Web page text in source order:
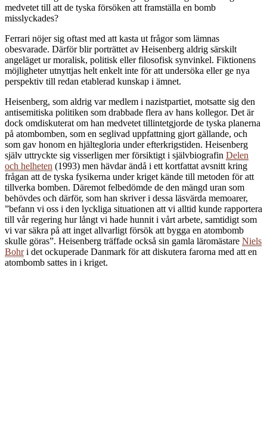
medvetet till att de tyska försöken att framställa en bomb
misslyckades?
Ferrari nöjer sig oftast med att kasta ut frågor som lämnas
obesvarade. Därför blir porträttet av Heisenberg aldrig särskilt
angeläget ur moralisk, politisk eller filosofisk synvinkel. Fiktionens
möjligheter utnyttjas helt enkelt inte för att undersöka eller ge nya
perspektiv till redan etablerad kunskap i ämnet.
Heisenberg, som aldrig var medlem i nazistpartiet, motsatte sig den
antisemitiska politiken som drabbade flera av hans kollegor. Det är
dock omdiskuterat om han medvetet tillintetgjorde de tyska planerna
på atombomben, som en seglivad uppfattning gjort gällande, och
som gav honom en hjältegloria under efterkrigstiden. Heisenberg
själv uttryckte sig visserligen mer försiktigt i självbiografin Delen
och helheten (1993) men hävdar ändå i ett kortfattat avsnitt kring
frågan att de tyska fysikerna under kriget kände till metoden för att
tillverka bomben. Däremot felbedömde de den mängd uran som
behövdes och därför, som han skriver i dessa läsvärda memoarer,
”befann vi oss i den lyckliga situationen att vi alltid kunde rapportera
till vår regering hur långt vi hade hunnit i vårt arbete, samtidigt som
vi var säkra på att inget allvarligt försök att bygga en atombomb
skulle göras”. Heisenberg träffade också sin gamla läromästare Niels
Bohri det ockuperade Danmark för att diskutera farorna med att en
atombomb sattes in i kriget.